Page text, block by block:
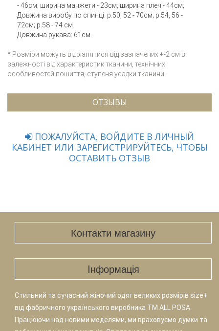
- 46см; ширина манжети - 23см; ширина плеч - 44см;
Довжина виробу по спинці: р.50, 52 - 70см; р.54, 56 -
72см; р.58 - 74 см.
Довжина рукава: 61см.
* Розміри можуть відрізнятися від зазначених +-2 см в
залежності від характеристик тканини, технічних
особливостей пошиття, ступеня усадки тканини.
ОТЗЫВЫ
ПОЖАЛУЙСТА, ВОЙДИТЕ В ЛИЧНЫЙ
КАБИНЕТ ИЛИ ЗАРЕГИСТРИРУЙТЕСЬ, ЧТОБЫ
ОСТАВИТЬ ОТЗЫВ
Контакти магазину
Iнформація
Стильний та сучасний жіночий одяг великих розмірів size+
від фабричного українського виробника TM ALL POSA.
Працюючи над новими моделями, ми враховуємо думки та